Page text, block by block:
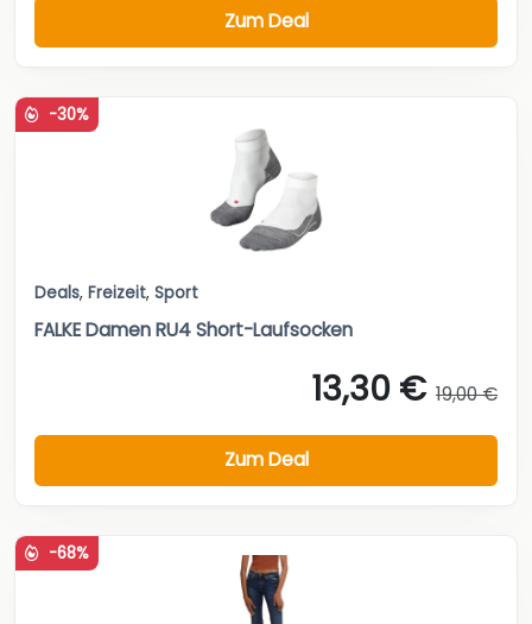
Zum Deal
-30%
Deals, Freizeit, Sport
FALKE Damen RU4 Short-Laufsocken
13,30 € 19,00 €
Zum Deal
-68%